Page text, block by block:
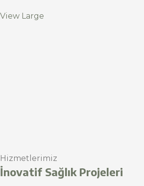
View Large
Hizmetlerimiz
İnovatif Sağlık Projeleri